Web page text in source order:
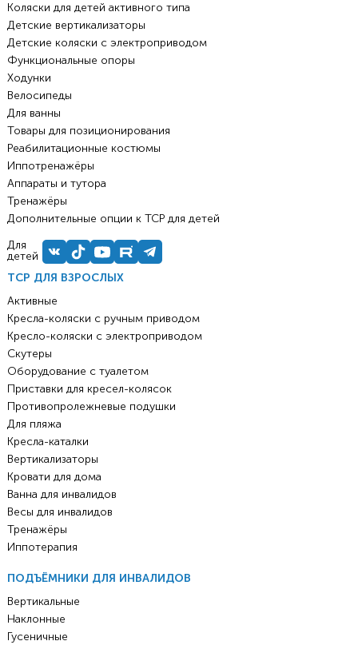
ТСР ДЛЯ ВЗРОСЛЫХ
Активные
Кресла-коляски с ручным приводом
Кресло-коляски с электроприводом
Скутеры
Оборудование с туалетом
Приставки для кресел-колясок
Противопролежневые подушки
Для пляжа
Кресла-каталки
Вертикализаторы
Кровати для дома
Ванна для инвалидов
Весы для инвалидов
Тренажёры
Иппотерапия
ПОДЪЁМНИКИ ДЛЯ ИНВАЛИДОВ
Вертикальные
Наклонные
Гусеничные
Коляски для детей активного типа
Детские вертикализаторы
Детские коляски с электроприводом
Функциональные опоры
Ходунки
Велосипеды
Для ванны
Товары для позиционирования
Реабилитационные костюмы
Иппотренажёры
Аппараты и тутора
Тренажёры
Дополнительные опции к ТСР для детей
Для
детей